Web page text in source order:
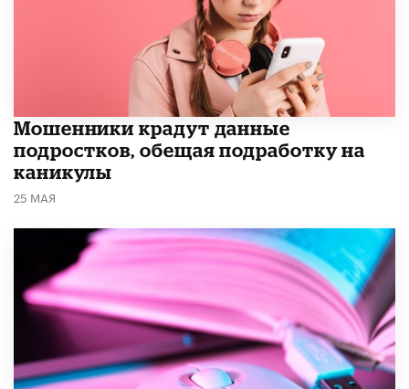
Мошенники крадут данные
подростков, обещая подработку на
каникулы
25 МАЯ